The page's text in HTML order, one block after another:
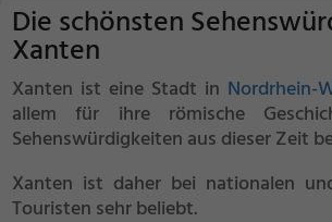
Die schönsten
Xanten
Xanten ist eine Stadt in Nordrhein-
allem für ihre römische
Sehenswürdigkeiten aus dieser Zeit
Xanten ist daher bei nationalen
Touristen sehr beliebt.